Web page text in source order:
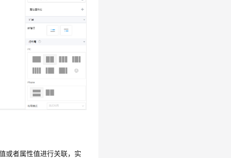
或者属性值进行关联，实